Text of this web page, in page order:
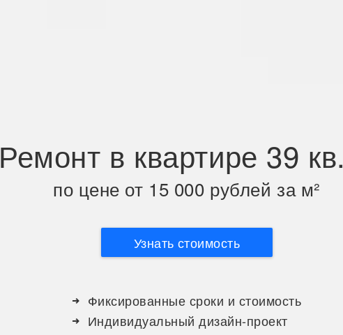
Ремонт в квартире 39
по цене от 15 000 рублей за м²
Узнать стоимость
Фиксированные сроки и стоимость
Индивидуальный дизайн-проект